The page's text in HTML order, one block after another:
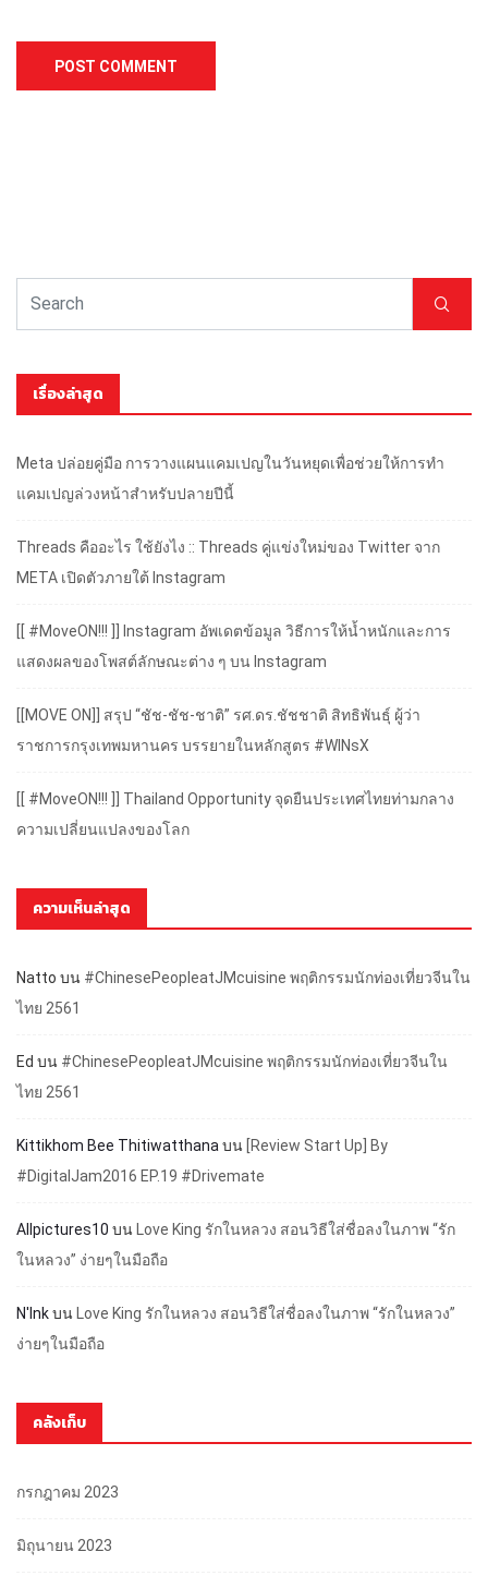
เรื่องล่าสุด
Meta ปล่อยคู่มือ การวางแผนแคมเปญในวันหยุดเพื่อช่วยให้การทำ
แคมเปญล่วงหน้าสำหรับปลายปีนี้
Threads คืออะไร ใช้ยังไง :: Threads คู่แข่งใหม่ของ Twitter จาก
META เปิดตัวภายใต้ Instagram
[[ #MoveON!!! ]] Instagram อัพเดตข้อมูล วิธีการให้น้ำหนักและการ
แสดงผลของโพสต์ลักษณะต่าง ๆ บน Instagram
[[MOVE ON]] สรุป “ชัช-ชัช-ชาติ” รศ.ดร.ชัชชาติ สิทธิพันธุ์ ผู้ว่า
ราชการกรุงเทพมหานคร บรรยายในหลักสูตร #WINsX
[[ #MoveON!!! ]] Thailand Opportunity จุดยืนประเทศไทยท่ามกลาง
ความเปลี่ยนแปลงของโลก
ความเห็นล่าสุด
Natto บน #ChinesePeopleatJMcuisine พฤติกรรมนักท่องเที่ยวจีนใน
ไทย 2561
Ed บน #ChinesePeopleatJMcuisine พฤติกรรมนักท่องเที่ยวจีนใน
ไทย 2561
Kittikhom Bee Thitiwatthanaบน [Review Start Up] By
#DigitalJam2016 EP.19 #Drivemate
Allpictures10 บน Love King รักในหลวง สอนวิธีใส่ชื่อลงในภาพ “รัก
ในหลวง” ง่ายๆในมือถือ
N'Inkบน Love King รักในหลวง สอนวิธีใส่ชื่อลงในภาพ “รักในหลวง”
ง่ายๆในมือถือ
คลังเก็บ
กรกฎาคม 2023
มิถุนายน 2023